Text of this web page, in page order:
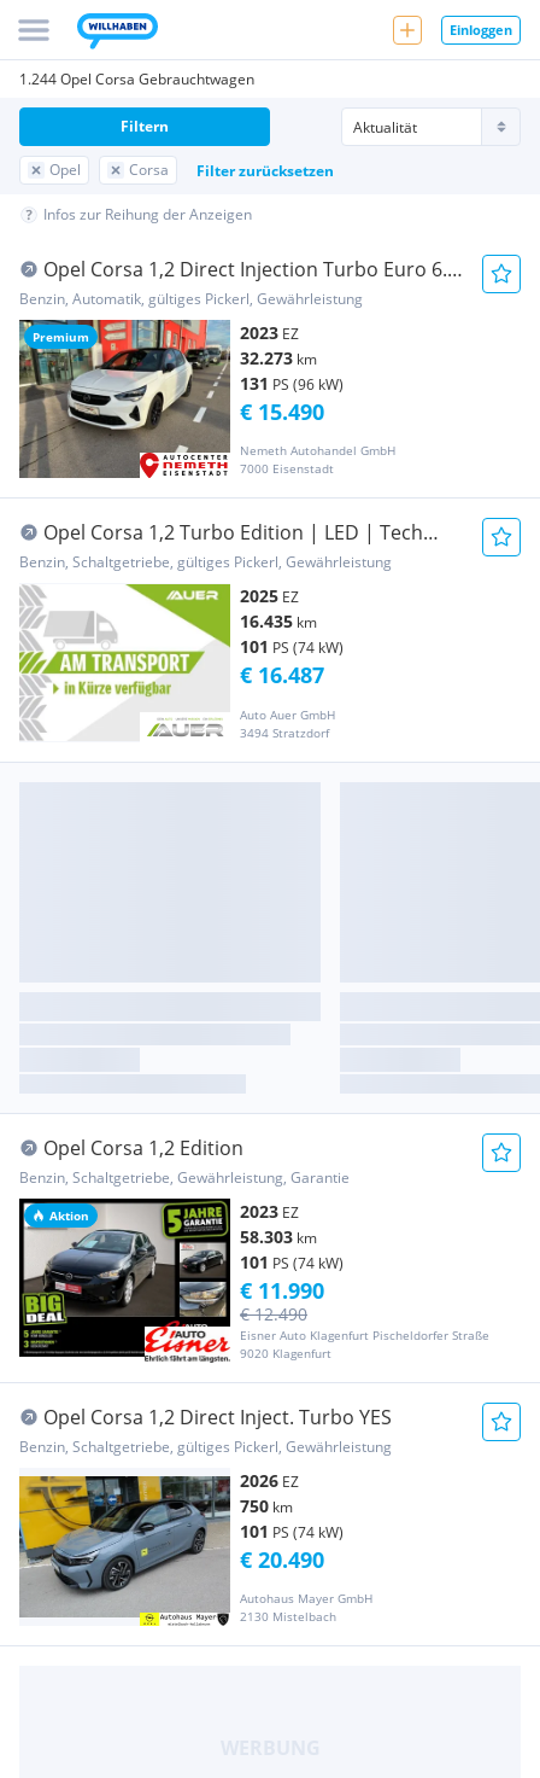
Einloggen
1.244 Opel Corsa Gebrauchtwagen
Opel Corsa Filter zurücksetzen
Filtern
Infos zur Reihung der Anzeigen
Premium
Opel Corsa 1,2 Direct Injection Turbo Euro 6.4
Corsa...
Benzin, Automatik, gültiges Pickerl, Gewährleistung
2023 EZ
32.273 km
131 PS (96 kW)
Nemeth Autohandel GmbH
7000 Eisenstadt
€ 15.490
Opel Corsa 1,2 Turbo Edition | LED | Tech
Paket
Benzin, Schaltgetriebe, gültiges Pickerl, Gewährleistung
2025 EZ
16.435 km
101 PS (74 kW)
Auto Auer GmbH
3494 Stratzdorf
€ 16.487
Aktion
Opel Corsa 1,2 Edition
Benzin, Schaltgetriebe, Gewährleistung, Garantie
2023 EZ
58.303 km
101 PS (74 kW)
Eisner Auto Klagenfurt Pischeldorfer Straße
9020 Klagenfurt
€ 12.490
€ 11.990
Opel Corsa 1,2 Direct Inject. Turbo YES
Benzin, Schaltgetriebe, gültiges Pickerl, Gewährleistung
2026 EZ
750 km
101 PS (74 kW)
Autohaus Mayer GmbH
2130 Mistelbach
€ 20.490